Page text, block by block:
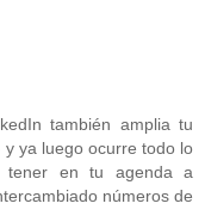
también amplia tu
ya luego ocurre todo lo
tener en tu agenda a
números de